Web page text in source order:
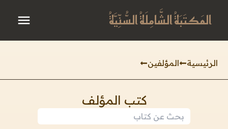
المَكتَبَةُ الشَّامِلَةُ السُّنِّيَّةُ
الرئيسية المؤلفين
كتب المؤلف